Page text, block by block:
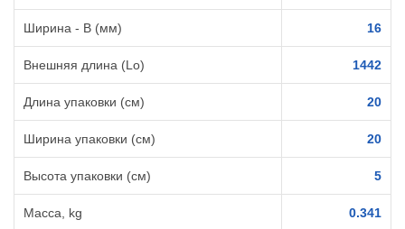
Ширина - B (мм) 16
Внешняя длина (Lo) 1442
Длина упаковки (см) 20
Ширина упаковки (см) 20
Высота упаковки (см) 5
Масса, kg 0.341